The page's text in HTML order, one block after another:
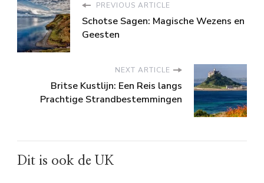
PREVIOUS ARTICLE
Schotse Sagen: Magische Wezens en
Geesten
NEXT ARTICLE
Britse Kustlijn: Een Reis langs
Prachtige Strandbestemmingen
Dit is ook de UK